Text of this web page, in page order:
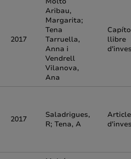
2017
Aribau,
Margarita;
Tena
Tarruella,
Anna i
Vendrell
Vilanova,
Ana
llibre
2017
Saladrigues,
R; Tena, A
Article